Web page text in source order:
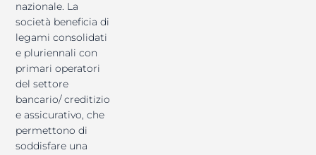
nazionale. La
società beneficia di
legami consolidati
e pluriennali con
primari operatori
del settore
bancario/ creditizio
e assicurativo, che
permettono di
soddisfare una